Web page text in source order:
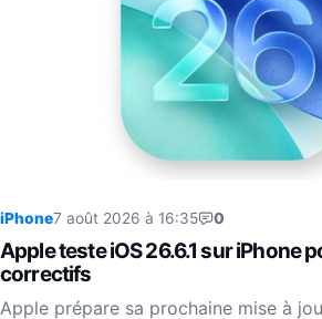
iPhone7 août 2026 à 16:35 0
Apple teste iOS 26.6.1 sur iPhone
correctifs
Apple prépare sa prochaine mise à